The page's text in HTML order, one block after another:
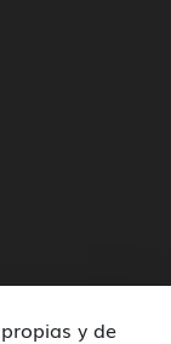
y de